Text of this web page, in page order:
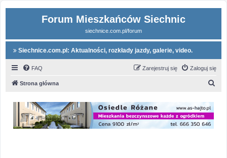
Forum Mieszkańców Siechnic
siechnice.com.pl/forum
Siechnice.com.pl: Aktualności, rozkłady jazdy, galerie, video.
FAQ Zaloguj się
Zarejestruj się
Strona główna